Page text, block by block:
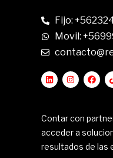
Fijo:
Movil:
Contar con
acceder a
resultados de las